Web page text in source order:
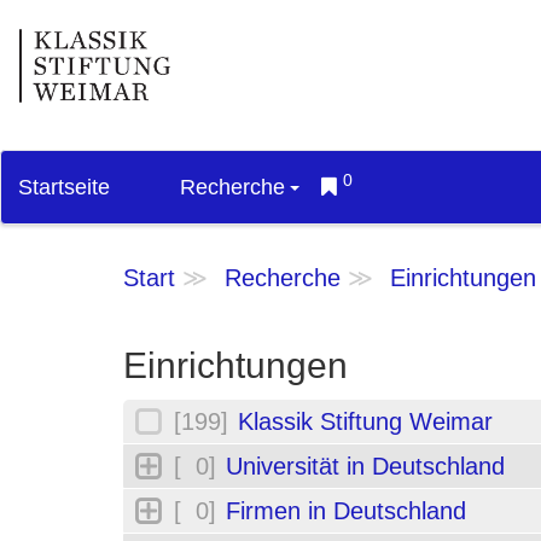
Startseite Recherche 0
Start Recherche Einrichtungen
Einrichtungen
[199] Klassik Stiftung Weimar
[ 0] Universität in Deutschland
[ 0] Firmen in Deutschland